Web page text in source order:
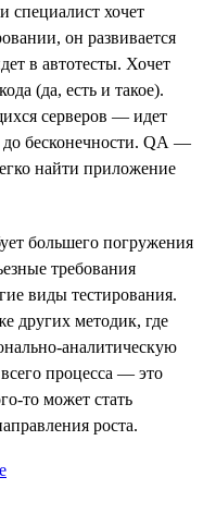
специалист хочет
он развивается
в автотесты. Хочет
(да, есть и такое).
серверов — идет
до бесконечности. QA —
найти приложение
большего погружения
требования
виды тестирования.
других методик, где
аналитическую
процесса — это
то может стать
роста.